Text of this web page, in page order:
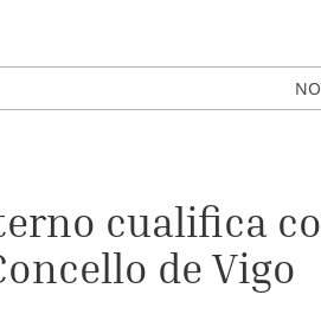
cualifica
de Vigo